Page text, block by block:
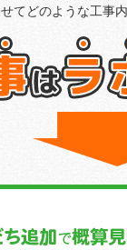
てどのような工事